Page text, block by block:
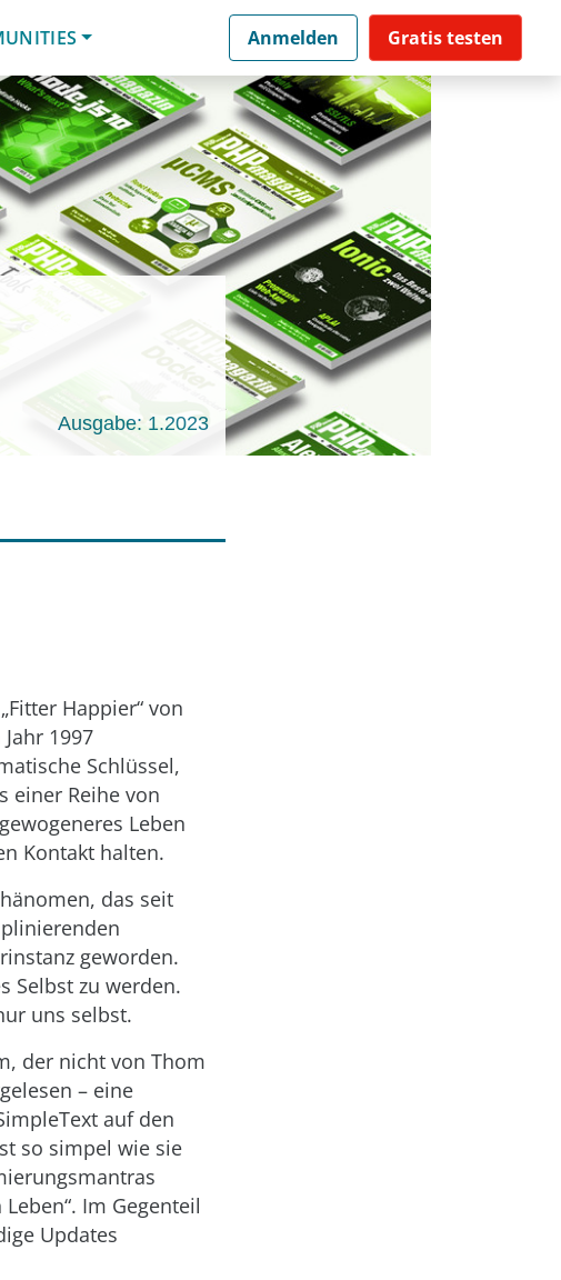
Anmelden Gratis testen
Ausgabe: 1.2023
Happier“ von
1997
Schlüssel,
einer Reihe von
Leben
Kontakt halten.
das seit
geworden.
Selbst zu werden.
uns selbst.
der nicht von Thom
– eine
auf den
so simpel wie sie
Im Gegenteil
Updates